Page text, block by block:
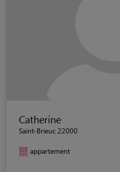
Catherine
Saint-Brieuc 22000
appartement